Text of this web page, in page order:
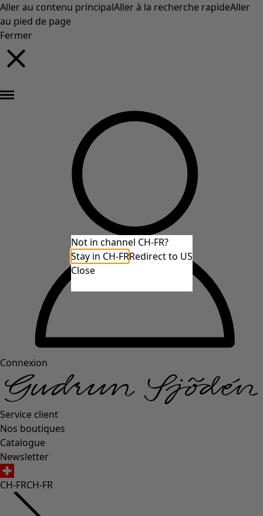
Aller au contenu principalAller à la recherche rapideAller
au pied de page
Fermer
Connexion
Service client
Nos boutiques
Catalogue
Newsletter
CH-FRCH-FR
Not in channel CH-FR?
Stay in CH-FRRedirect to US
Close